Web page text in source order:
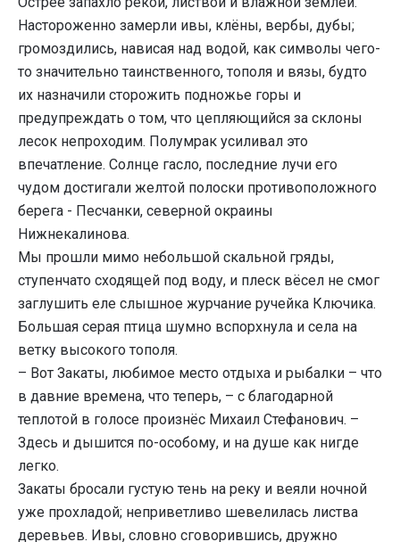
Настороженно замерли ивы, клёны, вербы, дубы;
громоздились, нависая над водой, как символы чего-
то значительно таинственного, тополя и вязы, будто
их назначили сторожить подножье горы и
предупреждать о том, что цепляющийся за склоны
лесок непроходим. Полумрак усиливал это
впечатление. Солнце гасло, последние лучи его
чудом достигали желтой полоски противоположного
берега - Песчанки, северной окраины
Нижнекалинова.
Мы прошли мимо небольшой скальной гряды,
ступенчато сходящей под воду, и плеск вёсел не смог
заглушить еле слышное журчание ручейка Ключика.
Большая серая птица шумно вспорхнула и села на
ветку высокого тополя.
– Вот Закаты, любимое место отдыха и рыбалки – что
в давние времена, что теперь, – с благодарной
теплотой в голосе произнёс Михаил Стефанович. –
Здесь и дышится по-особому, и на душе как нигде
легко.
Закаты бросали густую тень на реку и веяли ночной
уже прохладой; неприветливо шевелилась листва
деревьев. Ивы, словно сговорившись, дружно